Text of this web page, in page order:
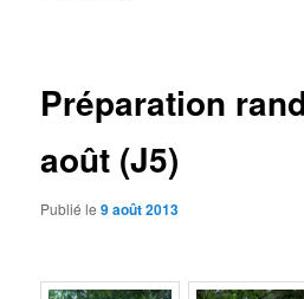
Préparation
août (J5)
Publié le9 août 2013